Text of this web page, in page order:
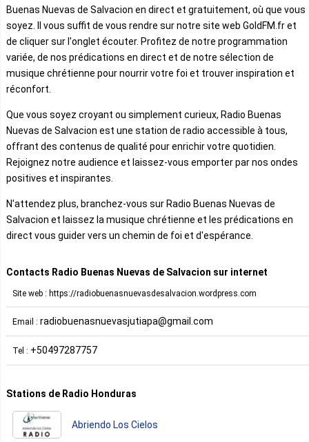
Buenas Nuevas de Salvacion en direct et gratuitement, où que vous
soyez. Il vous suffit de vous rendre sur notre site web GoldFM.fr et
de cliquer sur l'onglet écouter. Profitez de notre programmation
variée, de nos prédications en direct et de notre sélection de
musique chrétienne pour nourrir votre foi et trouver inspiration et
réconfort.
Que vous soyez croyant ou simplement curieux, Radio Buenas
Nuevas de Salvacion est une station de radio accessible à tous,
offrant des contenus de qualité pour enrichir votre quotidien.
Rejoignez notre audience et laissez-vous emporter par nos ondes
positives et inspirantes.
N'attendez plus, branchez-vous sur Radio Buenas Nuevas de
Salvacion et laissez la musique chrétienne et les prédications en
direct vous guider vers un chemin de foi et d'espérance.
Contacts Radio Buenas Nuevas de Salvacion sur internet
Site web : https://radiobuenasnuevasdesalvacion.wordpress.com
Email : radiobuenasnuevasjutiapa@gmail.com
Tel : +50497287757
Stations de Radio Honduras
Abriendo Los Cielos